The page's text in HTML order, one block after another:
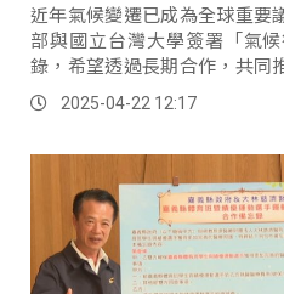
近年氣候變遷已成為全球重要
部與國立台灣大學簽署「氣
錄，希望透過長期合作，共同
才培育及氣候韌性建構等方面
氣候變遷的行動藍圖。
2025-04-22 12:17